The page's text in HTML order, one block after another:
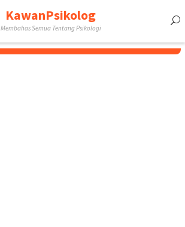
KawanPsikolog
Membahas Semua Tentang Psikologi